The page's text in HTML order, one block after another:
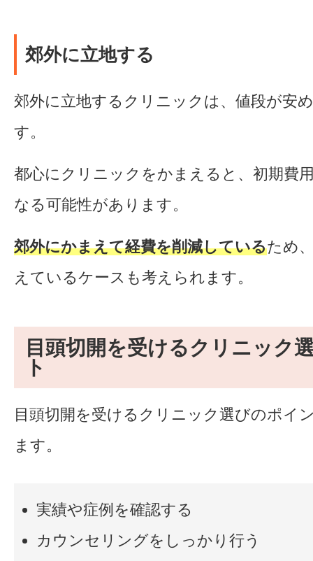
郊外に立地する
郊外に立地するクリニックは、値段が安
す。
都心にクリニックをかまえると、初期費
なる可能性があります。
郊外にかまえて経費を削減しているため
えているケースも考えられます。
目頭切開を受けるクリニック
ト
目頭切開を受けるクリニック選びのポイ
ます。
実績や症例を確認する
カウンセリングをしっかり行う